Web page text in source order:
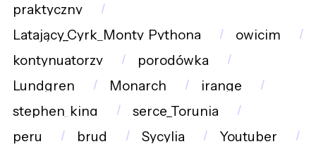
praktyczny
Latający_Cyrk_Monty_Pythona
owicim
kontynuatorzy
porodówka
Lundgren
Monarch
irange
stephen_king
serce_Torunia
peru
brud Sycylia
Youtuber